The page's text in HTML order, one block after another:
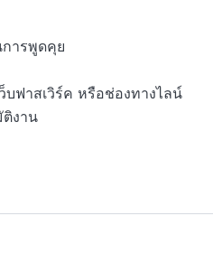
ารพูดคุย
บฟาสเวิร์ค หรือช่องทางไลน์
งาน